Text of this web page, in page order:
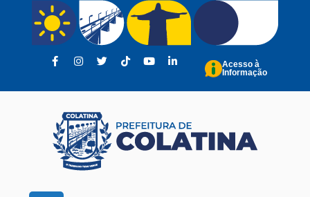
Pular para o conteúdo principal
Acesso à
Informação